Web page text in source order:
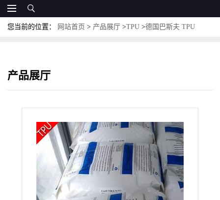
您当前的位置： 网站首页 > 产品展厅 >TPU >德国巴斯夫 TPU
产品展厅